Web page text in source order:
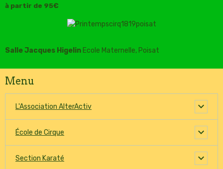
à partir de 95€
Salle Jacques Higelin Ecole Maternelle, Poisat
Menu
L'Association AlterActiv
École de Cirque
Section Karaté